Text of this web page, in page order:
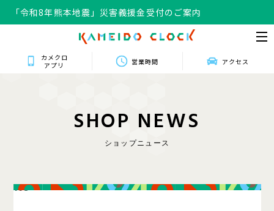
「令和8年熊本地震」災害義援金受付のご案内
カメクロ
アプリ
営業時間 アクセス
SHOP NEWS
ショップニュース
103